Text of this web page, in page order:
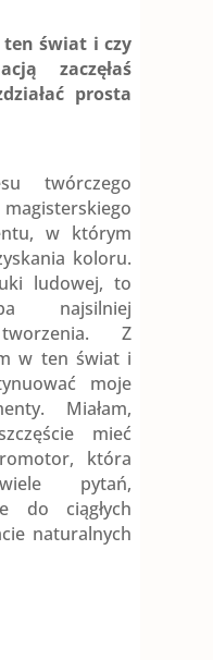
ten świat i czy
zaczęłaś
prosta
twórczego
w którym
koloru.
ludowej, to
najsilniej
Z
w ten świat i
moje
Miałam,
mieć
która
pytań,
do ciągłych
naturalnych